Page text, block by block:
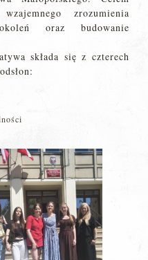
zrozumienia
oraz budowanie
składa się z czterech